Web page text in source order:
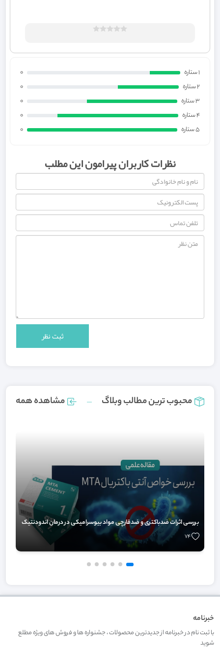
1 ستاره
0
2 ستاره
0
3 ستاره
0
4 ستاره
0
5 ستاره
0
نظرات کاربران پیرامون این مطلب
محبوب ترین مطالب وبلاگ مشاهده همه
بررسی اثرات ضدباکتری و ضدقارچی مواد بیوسرامیکی در درمان اندودنتیک
74
خبرنامه
با ثبت نام در خبرنامه از جدیدترین محصولات ، جشنواره ها و فروش های ویژه مطلع
شوید